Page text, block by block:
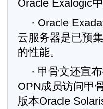
Oracle Exalogic
· Oracle
云服务器是已预
的性能。
· 甲骨文还宣
OPN成员访问甲
版本Oracle